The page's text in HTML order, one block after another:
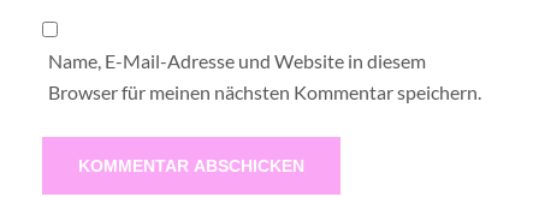
Name, E-Mail-Adresse und Website in diesem
Browser für meinen nächsten Kommentar speichern.